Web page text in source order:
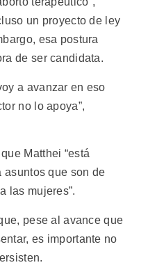
un proyecto de ley
esa postura
de ser candidata.
a avanzar en eso
no lo apoya”,
Matthei “está
asuntos que son de
las mujeres”.
pese al avance que
es importante no